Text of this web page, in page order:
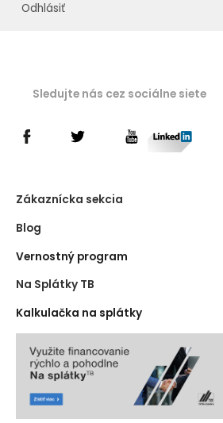
Odhlásiť
Sledujte nás cez sociálne siete
Zákaznícka sekcia
Blog
Vernostný program
Na Splátky TB
Kalkulačka na splátky